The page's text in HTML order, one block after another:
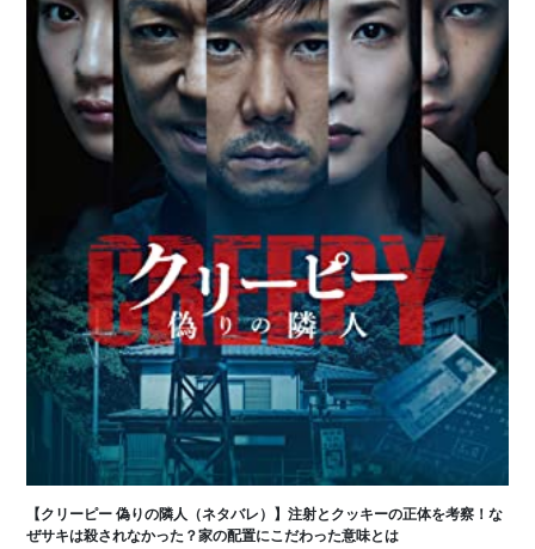
【クリーピー 偽りの隣人（ネタバレ）】注射とクッキーの正体を考察！な
ぜサキは殺されなかった？家の配置にこだわった意味とは